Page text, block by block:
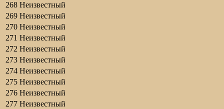
268 Неизвестный
269 Неизвестный
270 Неизвестный
271 Неизвестный
272 Неизвестный
273 Неизвестный
274 Неизвестный
275 Неизвестный
276 Неизвестный
277 Неизвестный